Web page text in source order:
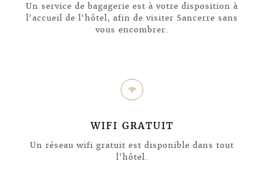
Un service de bagagerie est à votre disposition à
l'accueil de l'hôtel, afin de visiter Sancerre sans
vous encombrer.
6
WIFI GRATUIT
Un réseau wifi gratuit est disponible dans tout
l'hôtel.